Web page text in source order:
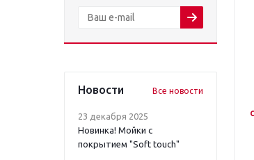
Новости Все новости
23 декабря 2025
Новинка! Мойки с
покрытием "Soft touch"